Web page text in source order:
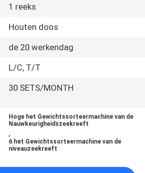
1 reeks
Houten doos
de 20 werkendag
L/C, T/T
30 SETS/MONTH
Hoge het Gewichtssorteermachine van de
Nauwkeurigheidszeekreeft
,
6 het Gewichtssorteermachine van de
niveauzeekreeft